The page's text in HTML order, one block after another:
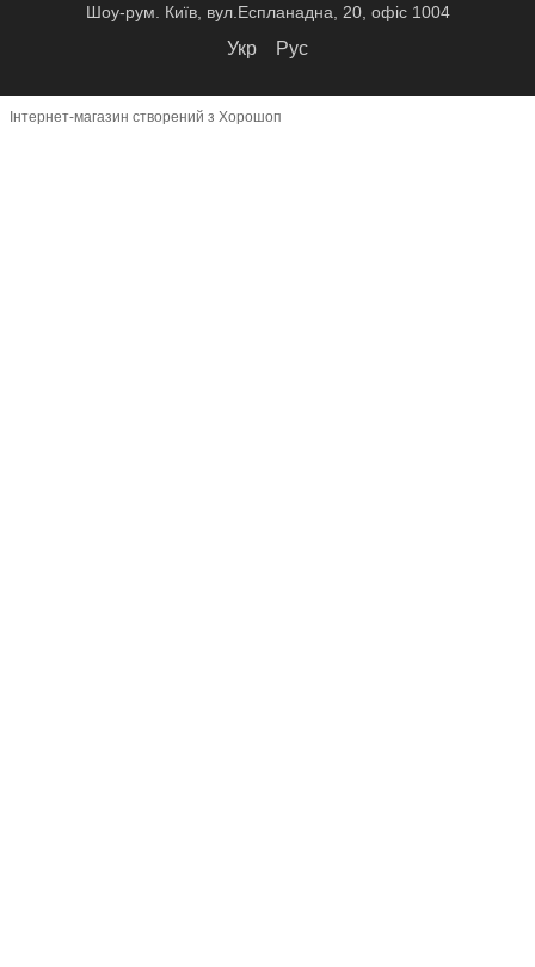
Шоу-рум. Київ, вул.Еспланадна, 20, офіс 1004
Укр Рус
Інтернет-магазин створений з Хорошоп